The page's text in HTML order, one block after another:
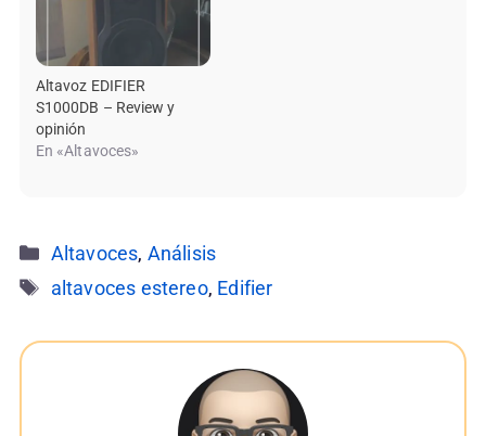
Altavoz EDIFIER
S1000DB – Review y
opinión
En «Altavoces»
Categorías
Altavoces, Análisis
Etiquetas
altavoces estereo, Edifier